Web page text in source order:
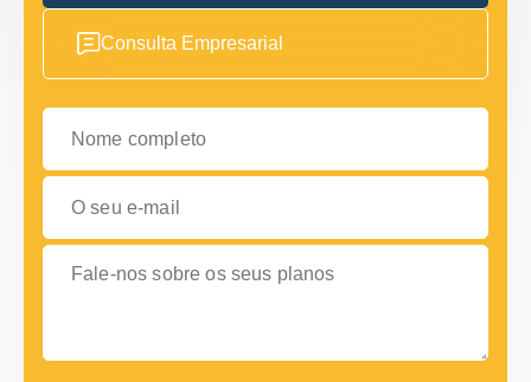
Consulta Empresarial
Nome completo
O seu e-mail
Fale-nos sobre os seus planos